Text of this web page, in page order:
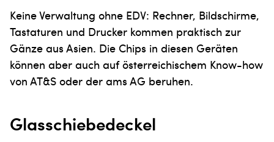
Keine Verwaltung ohne EDV: Rechner, Bildschirme,
Tastaturen und Drucker kommen praktisch zur
Gänze aus Asien. Die Chips in diesen Geräten
können aber auch auf österreichischem Know-how
von AT&S oder der ams AG beruhen.
Glasschiebedeckel